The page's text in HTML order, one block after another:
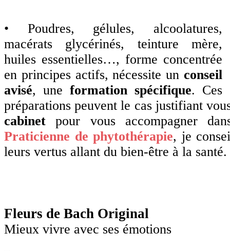
• Poudres, gélules, alcoolatures,
macérats glycérinés, teinture mère,
huiles essentielles…, forme concentrée
en principes actifs, nécessite un conseil
avisé, une formation spécifique. Ces
préparations peuvent le cas justifiant
cabinet pour vous accompagner
Praticienne de phytothérapie, je
leurs vertus allant du bien-être à la santé.
Fleurs de Bach Original
Mieux vivre avec ses émotions